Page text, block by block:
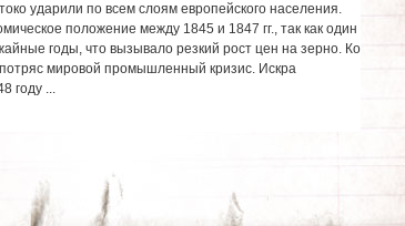
ударили по всем слоям европейского населения.
положение между 1845 и 1847 гг., так как один
годы, что вызывало резкий рост цен на зерно. Ко
мировой промышленный кризис. Искра
году ...